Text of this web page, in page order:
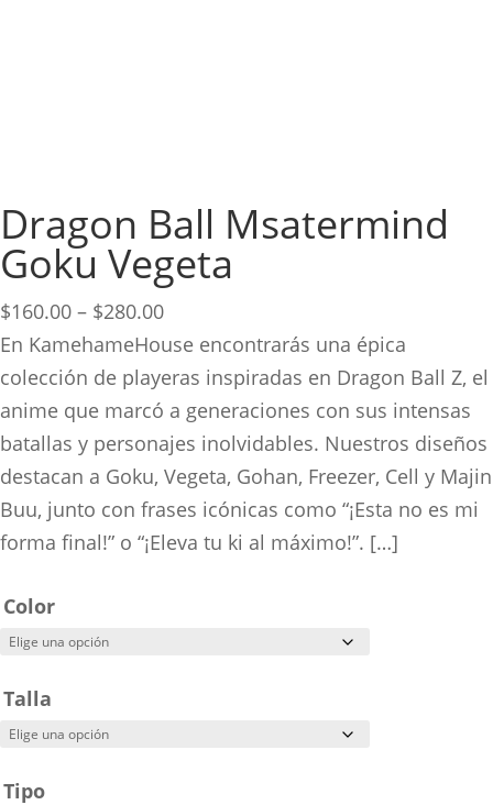
Dragon Ball Msatermind
Goku Vegeta
$160.00 – $280.00Price
range:
$160.00
through
$280.00
En KamehameHouse encontrarás una épica
colección de playeras inspiradas en Dragon Ball Z, el
anime que marcó a generaciones con sus intensas
batallas y personajes inolvidables. Nuestros diseños
destacan a Goku, Vegeta, Gohan, Freezer, Cell y Majin
Buu, junto con frases icónicas como “¡Esta no es mi
forma final!” o “¡Eleva tu ki al máximo!”. […]
Color
Talla
Tipo